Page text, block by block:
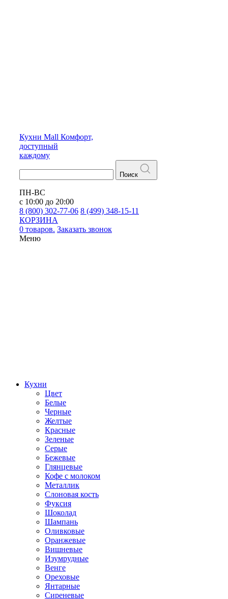
Кухни Mall Комфорт,
доступный
каждому
Поиск
ПН-ВС
с 10:00 до 20:00
8 (800) 302-77-06 8 (499) 348-15-11
КОРЗИНА
0 товаров. Заказать звонок
Меню
Кухни
Цвет
Белые
Черные
Желтые
Красные
Зеленые
Серые
Бежевые
Глянцевые
Кофе с молоком
Металлик
Слоновая кость
Фуксия
Шоколад
Шампань
Оливковые
Оранжевые
Вишневые
Изумрудные
Венге
Ореховые
Янтарные
Сиреневые